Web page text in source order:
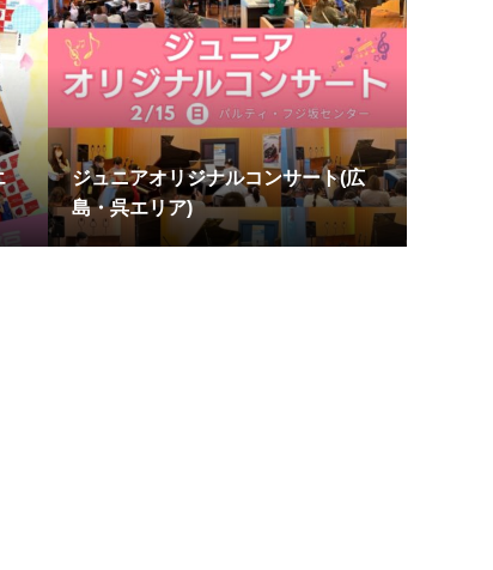
ジュニアオリジナルコンサート(広
島・呉エリア)